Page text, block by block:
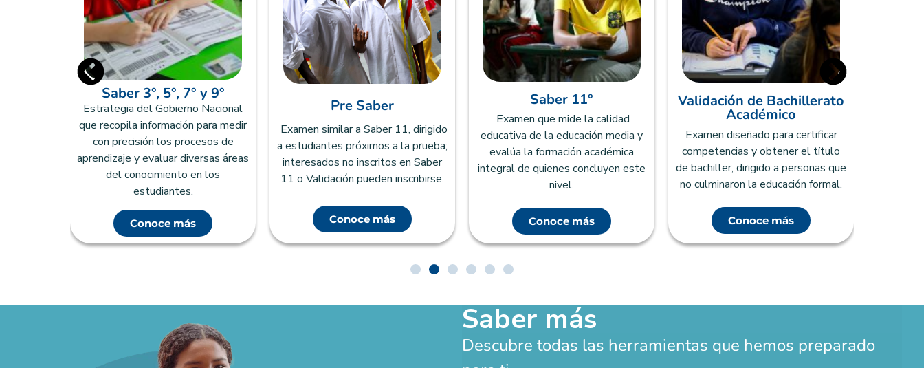
Saber 3°, 5°, 7° y 9°
Estrategia del Gobierno Nacional
que recopila información para medir
con precisión los procesos de
aprendizaje y evaluar diversas áreas
del conocimiento en los
estudiantes.
Conoce más
Pre Saber
Examen similar a Saber 11, dirigido
a estudiantes próximos a la prueba;
interesados no inscritos en Saber
11 o Validación pueden inscribirse.
Conoce más
Saber 11°
Examen que mide la calidad
educativa de la educación media y
evalúa la formación académica
integral de quienes concluyen este
nivel.
Conoce más
Validación de Bachillerato
Académico
Examen diseñado para certificar
competencias y obtener el título
de bachiller, dirigido a personas que
no culminaron la educación formal.
Conoce más
Saber más
Descubre todas las herramientas que hemos preparado